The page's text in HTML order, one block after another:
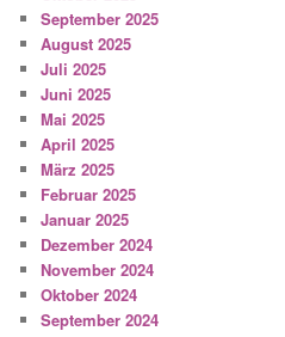
September 2025
August 2025
Juli 2025
Juni 2025
Mai 2025
April 2025
März 2025
Februar 2025
Januar 2025
Dezember 2024
November 2024
Oktober 2024
September 2024